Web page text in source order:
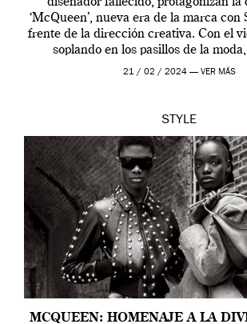
‘McQueen’, nueva era de la marca
frente de la dirección creativa. Con el
soplando en los pasillos de la
McQueen se prepara para
21 / 02 / 2024 — VER MÁS
STYLE
MCQUEEN: HOMENAJE A LA